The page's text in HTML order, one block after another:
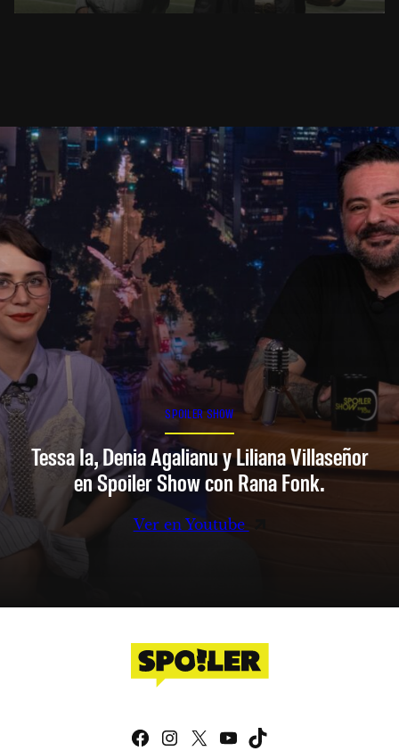
SPOILER SHOW
Tessa Ia, Denia Agalianu y Liliana Villaseñor
en Spoiler Show con Rana Fonk.
Ver en Youtube
Facebook
Instagram
X YouTube